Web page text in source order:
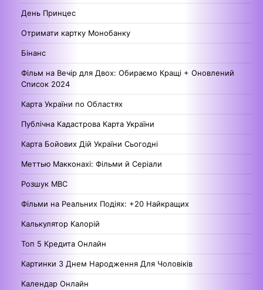
День Принцес
Отримати картку Монобанку
Бінанс
Фільм на Вечір для Двох: Обираємо Кращі + Оновлений
Список 2024
Карта України по Областях
Публічна Кадастрова Карта України
Карта Бойових Дій України Сьогодні
Меттью Макконахі: Фільми й Серіали
Розшук МВС
Фільми на Реальних Подіях: +20 Найкращих
Калькулятор Калорій
Топ 5 Кредита Онлайн
Картинки З Днем Народження Для Чоловіків
Календар Онлайн